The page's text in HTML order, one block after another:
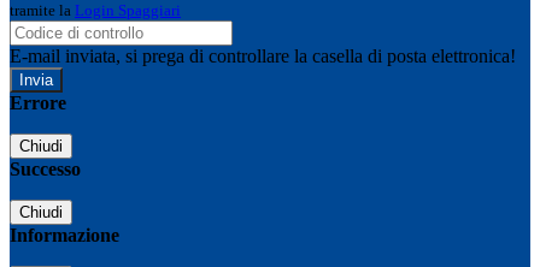
tramite la Login Spaggiari
E-mail inviata, si prega di controllare la casella di posta elettronica!
Errore
Chiudi
Successo
Chiudi
Informazione